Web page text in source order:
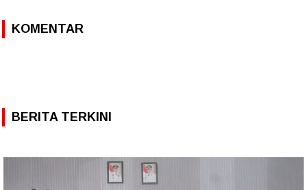
KOMENTAR
BERITA TERKINI